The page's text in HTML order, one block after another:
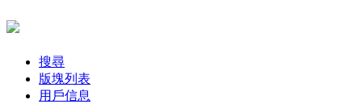
搜尋
版塊列表
用戶信息